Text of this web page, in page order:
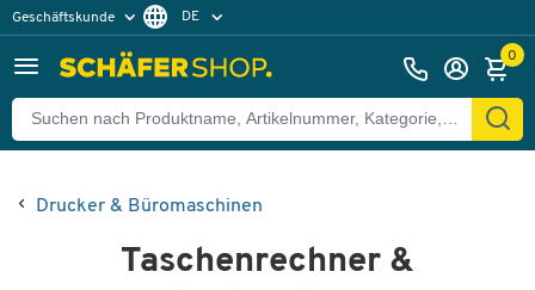
Geschäftskunde DE
0
Drucker & Büromaschinen
Taschenrechner &